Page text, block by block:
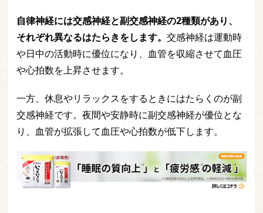
自律神経には交感神経と副交感神経の2種類があり、
それぞれ異なるはたらきをします。 交感神経は運動時
や日中の活動時に優位になり、血管を収縮させて血圧
や心拍数を上昇させます。
一方、休息やリラックスをするときにはたらくのが副
交感神経です。夜間や安静時に副交感神経が優位とな
り、血管が拡張して血圧や心拍数が低下します。